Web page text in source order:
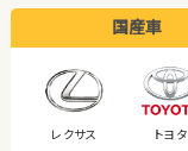
国産車
レクサス トヨタ